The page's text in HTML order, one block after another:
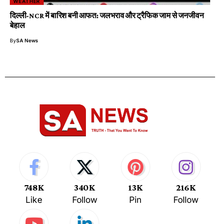
दिल्ली-NCR में बारिश बनी आफत: जलभराव और ट्रैफिक जाम से जनजीवन
बेहाल
BySA News
748K
Like
340K
Follow
13K
Pin
216K
Follow